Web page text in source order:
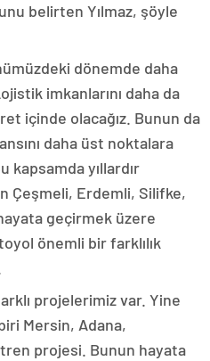
belirten Yılmaz, şöyle
dönemde daha
imkanlarını daha da
içinde olacağız. Bunun da
daha üst noktalara
kapsamda yıllardır
Çeşmeli, Erdemli, Silifke,
geçirmek üzere
önemli bir farklılık
projelerimiz var. Yine
Mersin, Adana,
tren projesi. Bunun hayata